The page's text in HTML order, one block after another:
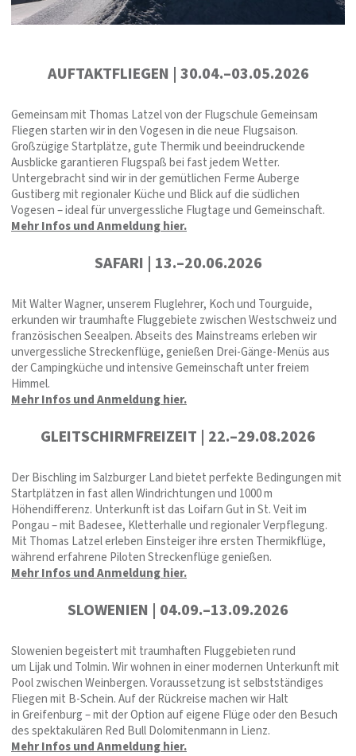
AUFTAKTFLIEGEN | 30.04.–03.05.2026
Gemeinsam mit Thomas Latzel von der Flugschule Gemeinsam
Fliegen starten wir in den Vogesen in die neue Flugsaison.
Großzügige Startplätze, gute Thermik und beeindruckende
Ausblicke garantieren Flugspaß bei fast jedem Wetter.
Untergebracht sind wir in der gemütlichen Ferme Auberge
Gustiberg mit regionaler Küche und Blick auf die südlichen
Vogesen – ideal für unvergessliche Flugtage und Gemeinschaft.
Mehr Infos und Anmeldung hier.
SAFARI | 13.–20.06.2026
Mit Walter Wagner, unserem Fluglehrer, Koch und Tourguide,
erkunden wir traumhafte Fluggebiete zwischen Westschweiz und
französischen Seealpen. Abseits des Mainstreams erleben wir
unvergessliche Streckenflüge, genießen Drei-Gänge-Menüs aus
der Campingküche und intensive Gemeinschaft unter freiem
Himmel.
Mehr Infos und Anmeldung hier.
GLEITSCHIRMFREIZEIT | 22.–29.08.2026
Der Bischling im Salzburger Land bietet perfekte Bedingungen mit
Startplätzen in fast allen Windrichtungen und 1000 m
Höhendifferenz. Unterkunft ist das Loifarn Gut in St. Veit im
Pongau – mit Badesee, Kletterhalle und regionaler Verpflegung.
Mit Thomas Latzel erleben Einsteiger ihre ersten Thermikflüge,
während erfahrene Piloten Streckenflüge genießen.
Mehr Infos und Anmeldung hier.
SLOWENIEN | 04.09.–13.09.2026
Slowenien begeistert mit traumhaften Fluggebieten rund
um Lijak und Tolmin. Wir wohnen in einer modernen Unterkunft mit
Pool zwischen Weinbergen. Voraussetzung ist selbstständiges
Fliegen mit B-Schein. Auf der Rückreise machen wir Halt
in Greifenburg – mit der Option auf eigene Flüge oder den Besuch
des spektakulären Red Bull Dolomitenmann in Lienz.
Mehr Infos und Anmeldung hier.